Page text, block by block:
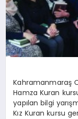
YAZARLAR
KÜNYE
Kahramanmaraş
Hamza Kuran
yapılan bilgi
Kız Kuran kursu